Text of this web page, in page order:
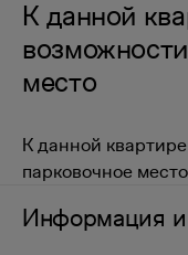
К данной
место
К данной
парковочное
Информация и